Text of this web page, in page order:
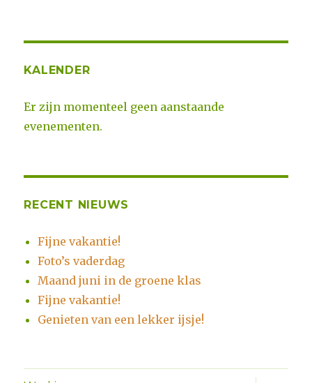
KALENDER
Er zijn momenteel geen aanstaande
evenementen.
RECENT NIEUWS
Fijne vakantie!
Foto’s vaderdag
Maand juni in de groene klas
Fijne vakantie!
Genieten van een lekker ijsje!